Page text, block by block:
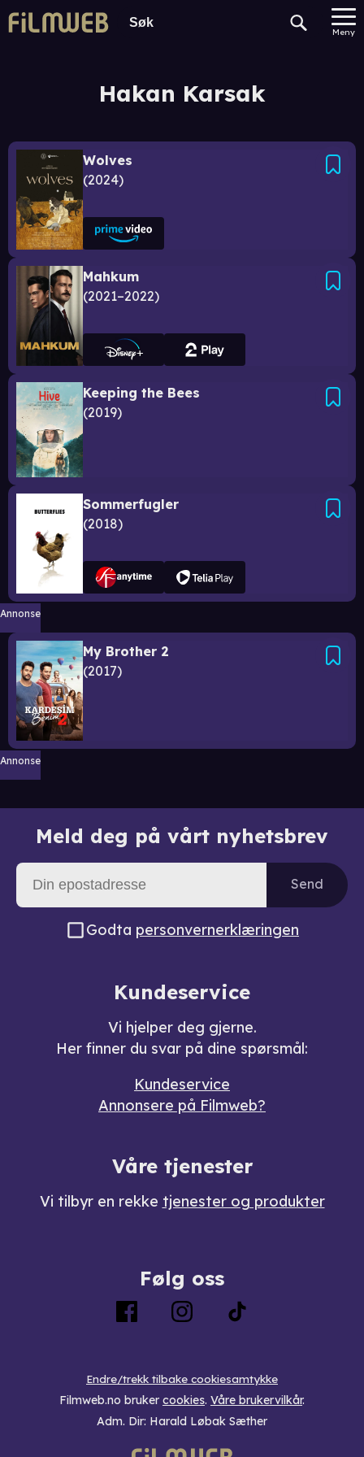
Meny
Hakan Karsak
Wolves
2024
Mahkum
2021–2022
Keeping the Bees
2019
Sommerfugler
2018
Annonse
My Brother 2
2017
Annonse
Meld deg på vårt nyhetsbrev
Send
Godta personvernerklæringen
Kundeservice
Vi hjelper deg gjerne.
Her finner du svar på dine spørsmål:
Kundeservice
Annonsere på Filmweb?
Våre tjenester
Vi tilbyr en rekke tjenester og produkter
Følg oss
Endre/trekk tilbake cookiesamtykke
Filmweb.no bruker cookies. Våre brukervilkår.
Adm. Dir: Harald Løbak Sæther